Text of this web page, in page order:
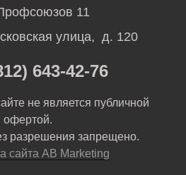
11
улица, д. 120
643-42-76
не является публичной
офертой.
разрешения запрещено.
сайта AB Marketing